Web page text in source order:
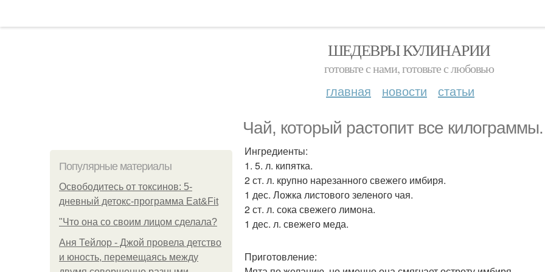
ШЕДЕВРЫ КУЛИНАРИИ
готовьте с нами, готовьте с любовью
главная новости статьи
Чай, который растопит все килограммы.
Популярные материалы
Освободитесь от токсинов: 5-
дневный детокс-программа Eat&Fit
"Что она со своим лицом сделала?
Аня Тейлор - Джой провела детство
и юность, перемещаясь между
Ингредиенты:
1. 5. л. кипятка.
2 ст. л. крупно нарезанного свежего имбиря.
1 дес. Ложка листового зеленого чая.
2 ст. л. сока свежего лимона.
1 дес. л. свежего меда.
Приготовление: